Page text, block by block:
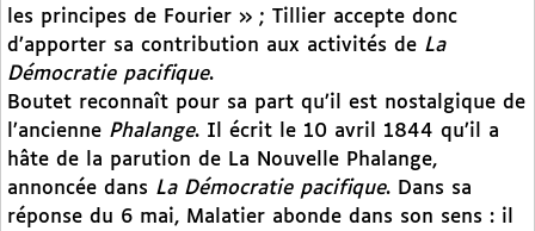
les principes de Fourier » ; Tillier accepte donc
d’apporter sa contribution aux activités de La
Démocratie pacifique.
Boutet reconnaît pour sa part qu’il est nostalgique de
l’ancienne Phalange. Il écrit le 10 avril 1844 qu’il a
hâte de la parution de La Nouvelle Phalange,
annoncée dans La Démocratie pacifique. Dans sa
réponse du 6 mai, Malatier abonde dans son sens : il